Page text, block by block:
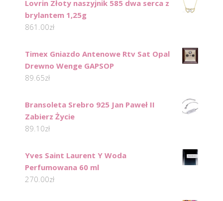
Lovrin Złoty naszyjnik 585 dwa serca z
brylantem 1,25g
861.00zł
Timex Gniazdo Antenowe Rtv Sat Opal
Drewno Wenge GAPSOP
89.65zł
Bransoleta Srebro 925 Jan Paweł II
Zabierz Życie
89.10zł
Yves Saint Laurent Y Woda
Perfumowana 60 ml
270.00zł